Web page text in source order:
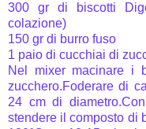
300 gr di biscotti
colazione)
150 gr di burro fuso
1 paio di cucchiai di
Nel mixer macinare i
zucchero.Foderare di
24 cm di
stendere il composto di